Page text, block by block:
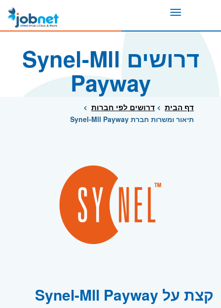
Toggle
דרושים Synel-Mll
Payway
דף הבית דרושים לפי חברות
תיאור ומשרות חברת Synel-Mll Payway
קצת על Synel-Mll Payway